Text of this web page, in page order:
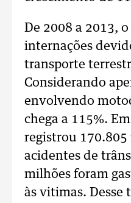
De 2008 a 2013,
internações
transporte
Considerando
envolvendo
chega a 115%.
registrou 170.805
acidentes de
milhões foram
às vitimas. Desse